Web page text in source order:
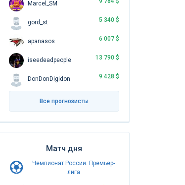
Marcel_SM
gord_st 5 340 $
apanasos 6 007 $
iseedeadpeople 13 790 $
DonDonDigidon 9 428 $
Все прогнозисты
Матч дня
Чемпионат России. Премьер-
лига